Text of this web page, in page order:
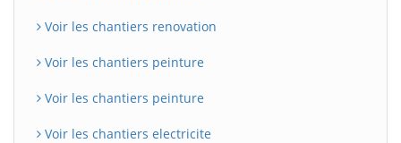
Voir les chantiers renovation
Voir les chantiers peinture
Voir les chantiers peinture
Voir les chantiers electricite